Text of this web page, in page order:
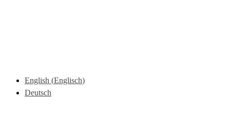
English (Englisch)
Deutsch